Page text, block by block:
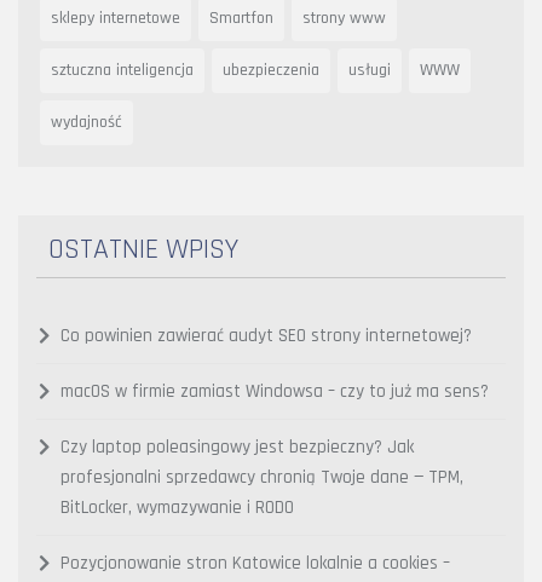
sklepy internetowe Smartfon strony www
sztuczna inteligencja ubezpieczenia usługi WWW
wydajność
OSTATNIE WPISY
Co powinien zawierać audyt SEO strony internetowej?
macOS w firmie zamiast Windowsa – czy to już ma sens?
Czy laptop poleasingowy jest bezpieczny? Jak
profesjonalni sprzedawcy chronią Twoje dane — TPM,
BitLocker, wymazywanie i RODO
Pozycjonowanie stron Katowice lokalnie a cookies –